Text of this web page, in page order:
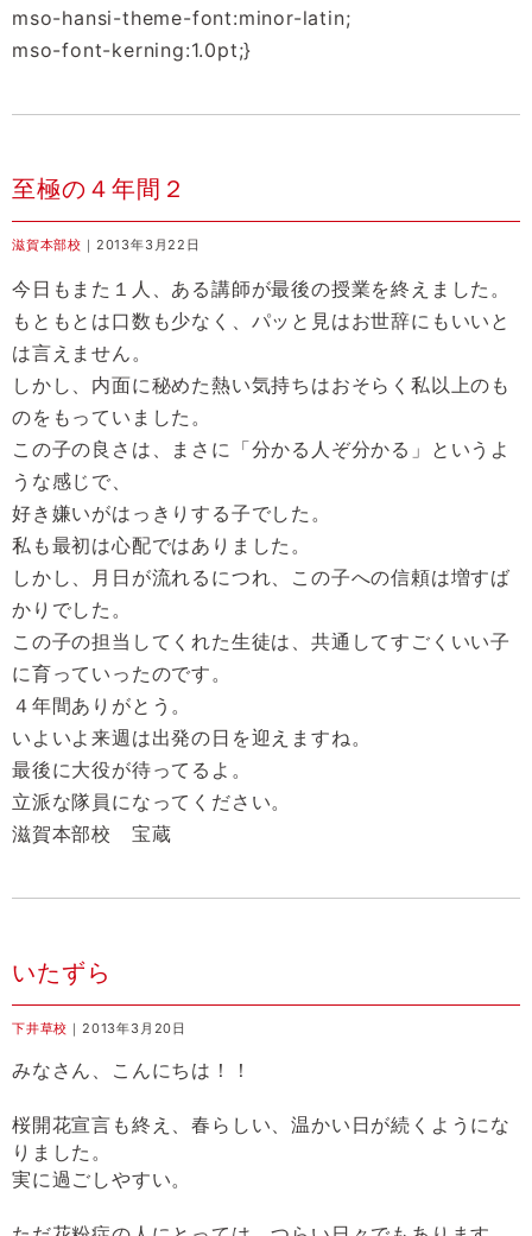
mso-hansi-theme-font:minor-latin;
mso-font-kerning:1.0pt;}
至極の４年間２
滋賀本部校 ｜2013年3月22日
今日もまた１人、ある講師が最後の授業を終えました。
もともとは口数も少なく、パッと見はお世辞にもいいと
は言えません。
しかし、内面に秘めた熱い気持ちはおそらく私以上のも
のをもっていました。
この子の良さは、まさに「分かる人ぞ分かる」というよ
うな感じで、
好き嫌いがはっきりする子でした。
私も最初は心配ではありました。
しかし、月日が流れるにつれ、この子への信頼は増すば
かりでした。
この子の担当してくれた生徒は、共通してすごくいい子
に育っていったのです。
４年間ありがとう。
いよいよ来週は出発の日を迎えますね。
最後に大役が待ってるよ。
立派な隊員になってください。
滋賀本部校 宝蔵
いたずら
下井草校 ｜2013年3月20日
みなさん、こんにちは！！
桜開花宣言も終え、春らしい、温かい日が続くようにな
りました。
実に過ごしやすい。